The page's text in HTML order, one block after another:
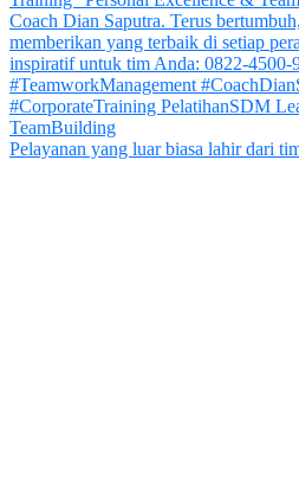
Pelayanan yang luar biasa lahir dari